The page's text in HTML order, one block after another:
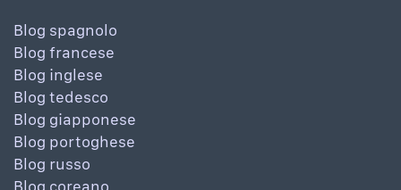
Blog spagnolo
Blog francese
Blog inglese
Blog tedesco
Blog giapponese
Blog portoghese
Blog russo
Blog coreano